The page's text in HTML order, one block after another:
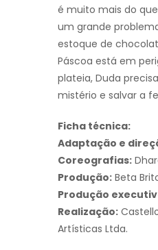
é muito mais do
um grande
estoque de
Páscoa está em
plateia, Duda
mistério e salvar a
Ficha técnica:
Adaptação e
Coreografias:
Produção: Beta
Produção
Realização:
Artísticas Ltda.